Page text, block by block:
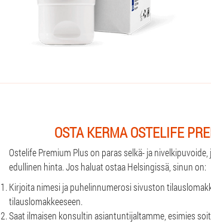
OSTA KERMA OSTELIFE
Ostelife Premium Plus on paras selkä- ja
edullinen hinta. Jos haluat ostaa Helsingissä, sinun on:
Kirjoita nimesi ja puhelinnumerosi sivuston
tilauslomakkeeseen.
Saat ilmaisen konsultin asiantuntijaltamme, esimies